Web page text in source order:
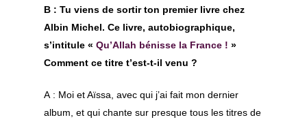
B : Tu viens de sortir ton premier livre chez
Albin Michel. Ce livre, autobiographique,
s’intitule «Qu’Allah bénisse la France ! »
Comment ce titre t’est-t-il venu ?
A : Moi et Aïssa, avec qui j’ai fait mon dernier
album, et qui chante sur presque tous les titres de